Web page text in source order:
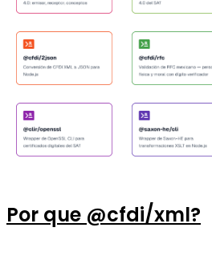
Por que @cfdi/xml?